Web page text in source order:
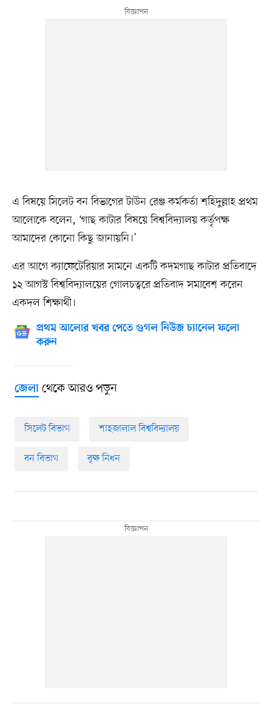
এ বিষয়ে সিলেট বন বিভাগের টাউন রেঞ্জ কর্মকর্তা শহিদুল্লাহ প্রথম
আলোকে বলেন, ‘গাছ কাটার বিষয়ে বিশ্ববিদ্যালয় কর্তৃপক্ষ
আমাদের কোনো কিছু জানায়নি।’
এর আগে ক্যাফেটেরিয়ার সামনে একটি কদমগাছ কাটার প্রতিবাদে
১২ আগস্ট বিশ্ববিদ্যালয়ের গোলচত্বরে প্রতিবাদ সমাবেশ করেন
একদল শিক্ষার্থী।
প্রথম আলোর খবর পেতে গুগল নিউজ চ্যানেল ফলো
করুন
জেলাথেকে আরও পড়ুন
সিলেট বিভাগ শাহজালাল বিশ্ববিদ্যালয়
বন বিভাগ বৃক্ষ নিধন